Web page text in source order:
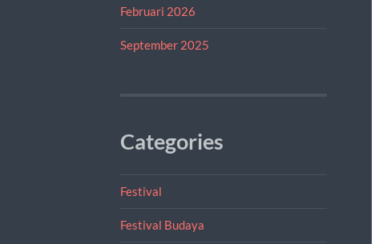
Februari 2026
September 2025
Categories
Festival
Festival Budaya